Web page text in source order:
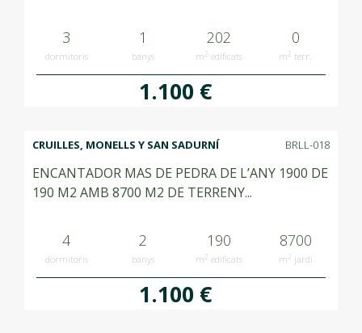
3
dormitoris
1
banys
202
m2 edificats
0
m2 terr.
1.100 €
CRUILLES, MONELLS Y SAN SADURNÍ BRLL-018
ENCANTADOR MAS DE PEDRA DE L’ANY 1900 DE
190 M2 AMB 8700 M2 DE TERRENY...
4
dormitoris
2
banys
190
m2 edificats
8700
m2 jardí
1.100 €